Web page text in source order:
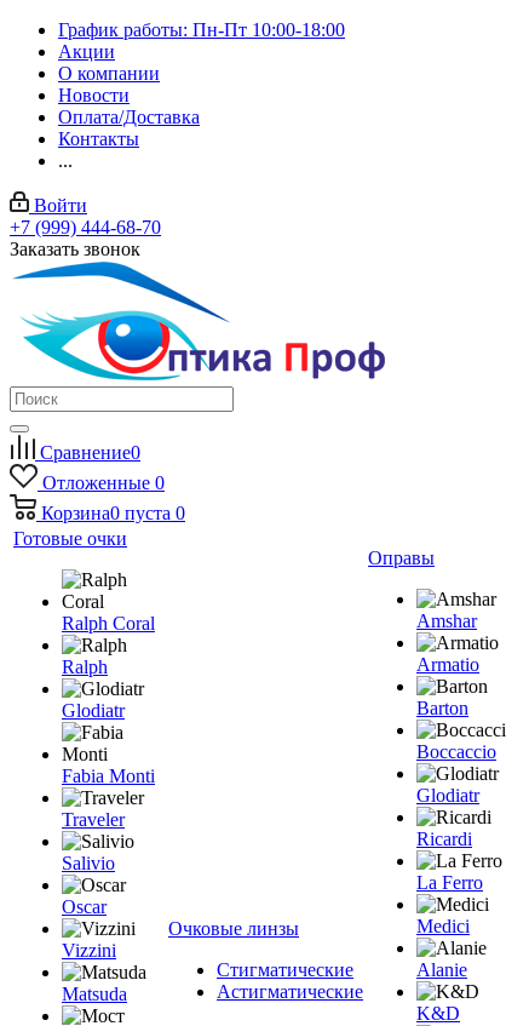
График работы: Пн-Пт 10:00-18:00
Акции
О компании
Новости
Оплата/Доставка
Контакты
...
Войти
+7 (999) 444-68-70
Заказать звонок
Сравнение0
Отложенные 0
Корзина0 пуста 0
Готовые очки
Ralph Coral
Ralph
Glodiatr
Fabia Monti
Traveler
Salivio
Oscar
Vizzini
Matsuda
Очковые линзы
Стигматические
Астигматические
Оправы
Amshar
Armatio
Barton
Boccaccio
Glodiatr
Ricardi
La Ferro
Medici
Alanie
K&D